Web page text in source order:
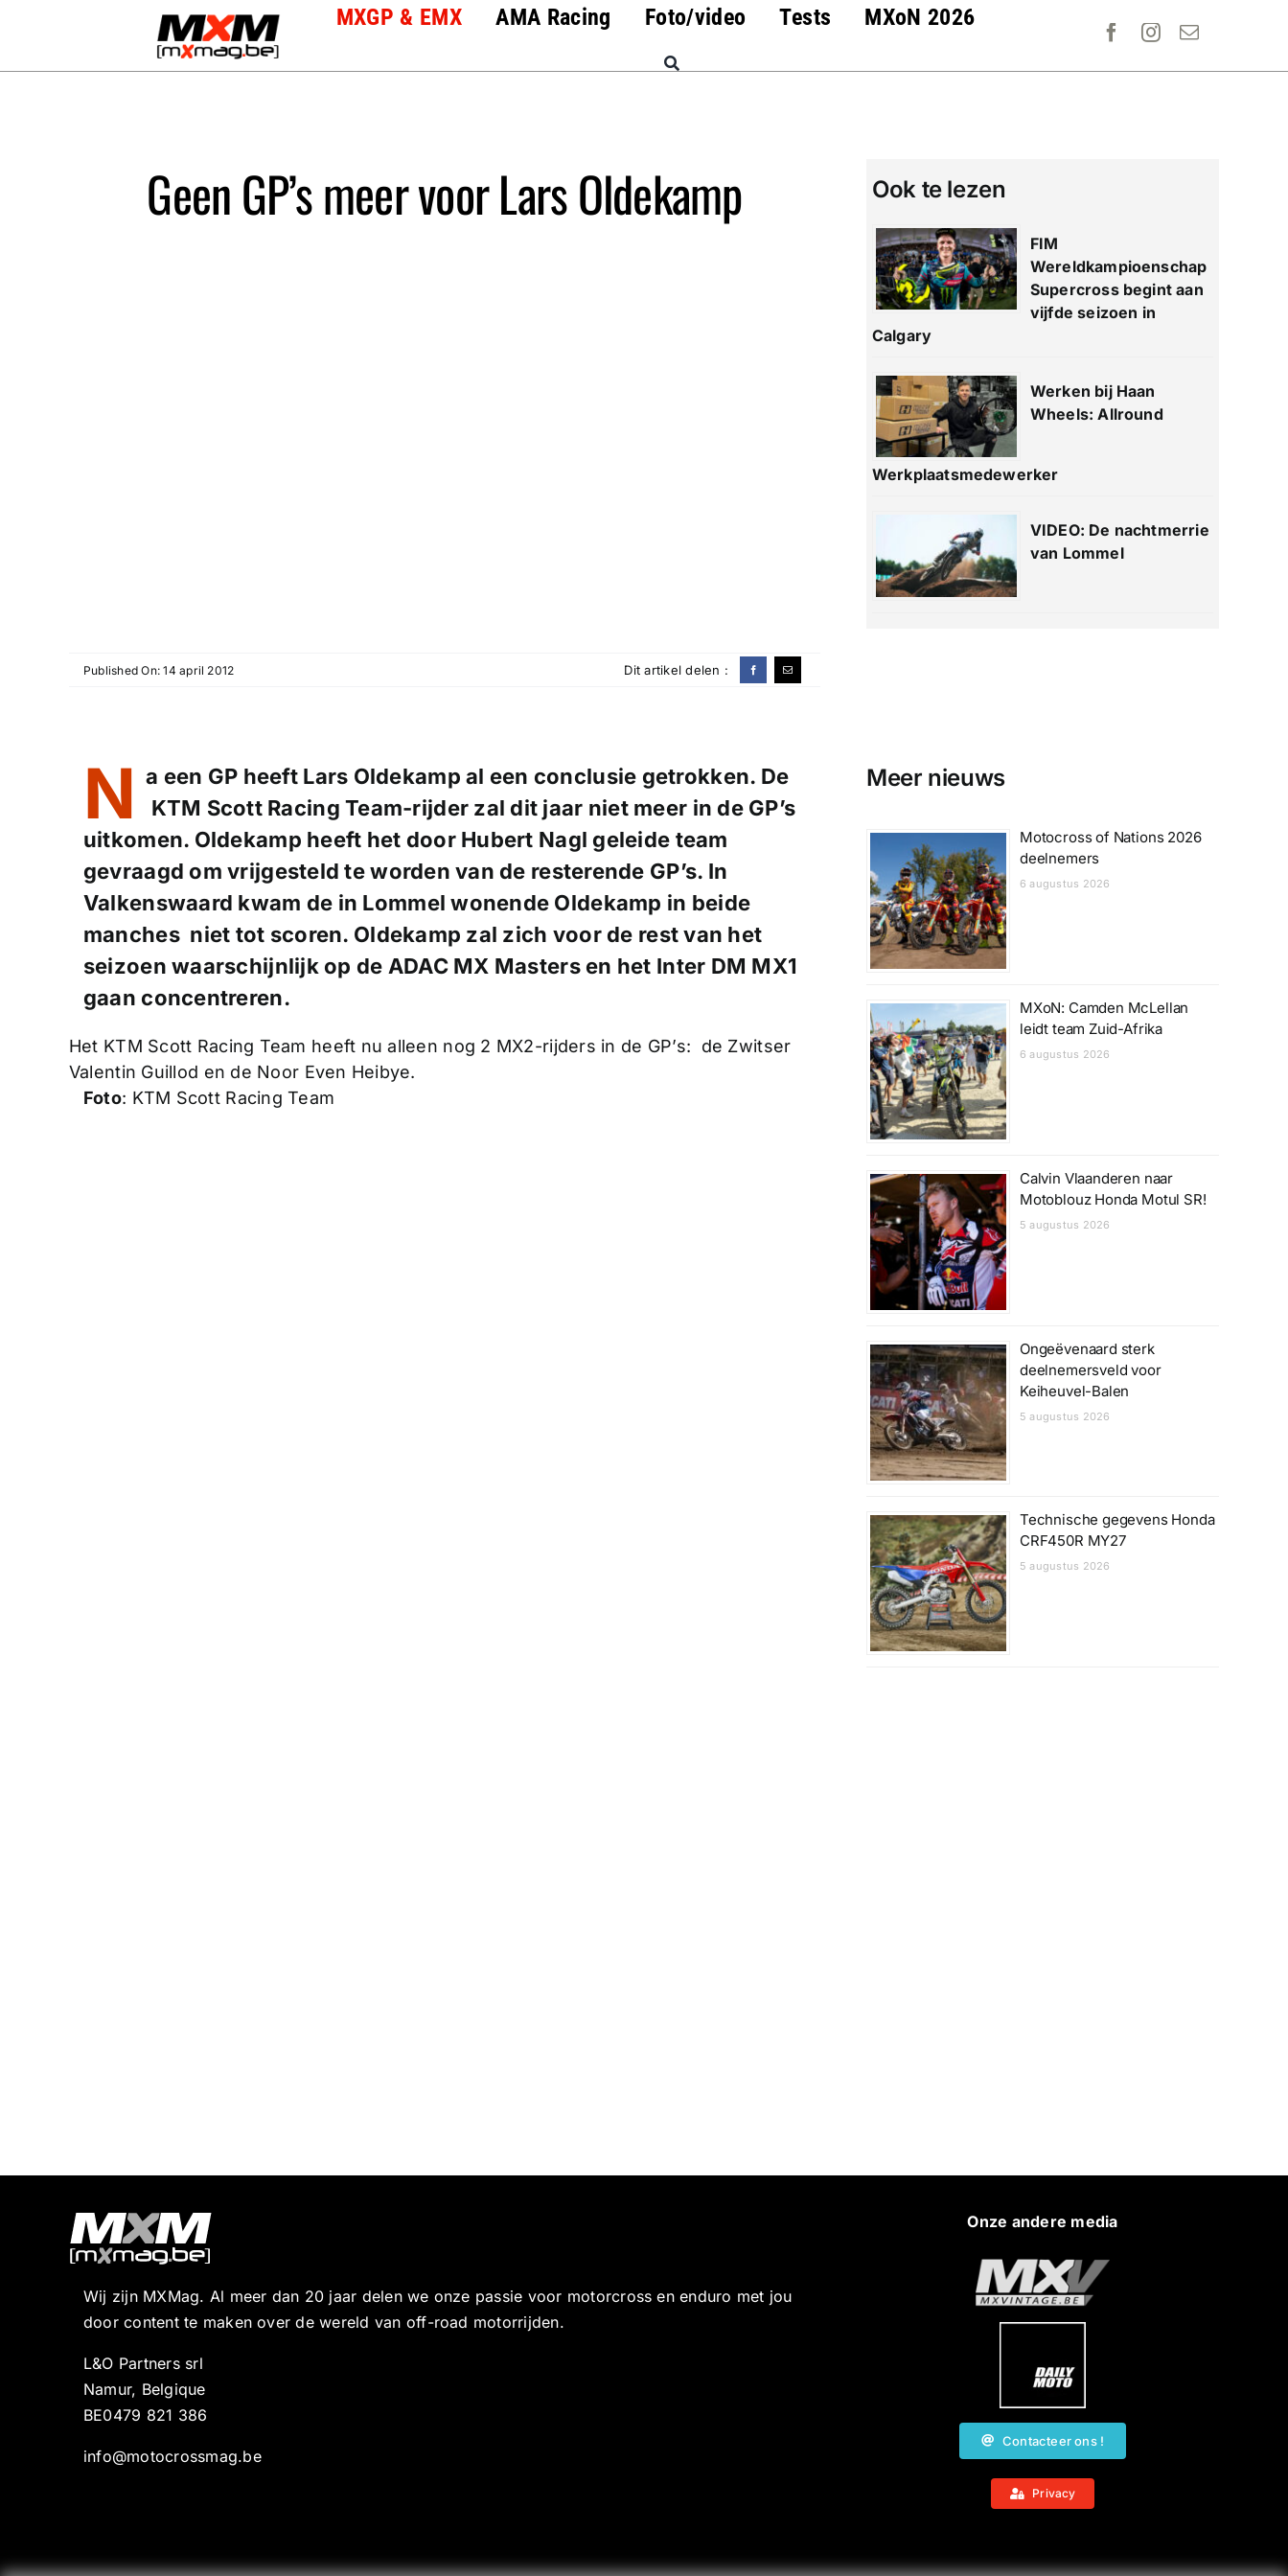
MXGP & EMX AMA Racing Foto/video Tests MXoN 2026
Geen GP’s meer voor Lars Oldekamp Ook te lezen
FIM
Wereldkampioenschap
Supercross begint aan
vijfde seizoen in
Calgary
Werken bij Haan
Wheels: Allround
Werkplaatsmedewerker
VIDEO: De nachtmerrie
van Lommel
Published On: 14 april 2012 Dit artikel delen :
N a een GP heeft Lars Oldekamp al een conclusie getrokken. De
KTM Scott Racing Team-rijder zal dit jaar niet meer in de GP’s
uitkomen. Oldekamp heeft het door Hubert Nagl geleide team
gevraagd om vrijgesteld te worden van de resterende GP’s. In
Valkenswaard kwam de in Lommel wonende Oldekamp in beide
manches niet tot scoren. Oldekamp zal zich voor de rest van het
seizoen waarschijnlijk op de ADAC MX Masters en het Inter DM MX1
gaan concentreren.
Het KTM Scott Racing Team heeft nu alleen nog 2 MX2-rijders in de GP’s: de Zwitser
Valentin Guillod en de Noor Even Heibye.
Foto: KTM Scott Racing Team
Meer nieuws
Motocross of Nations 2026
deelnemers
6 augustus 2026
MXoN: Camden McLellan
leidt team Zuid-Afrika
6 augustus 2026
Calvin Vlaanderen naar
Motoblouz Honda Motul SR!
5 augustus 2026
Ongeëvenaard sterk
deelnemersveld voor
Keiheuvel-Balen
5 augustus 2026
Technische gegevens Honda
CRF450R MY27
5 augustus 2026
Wij zijn MXMag. Al meer dan 20 jaar delen we onze passie voor motorcross en enduro met jou
door content te maken over de wereld van off-road motorrijden.
L&O Partners srl
Namur, Belgique
BE0479 821 386
info@motocrossmag.be
Onze andere media
Contacteer ons !
Privacy